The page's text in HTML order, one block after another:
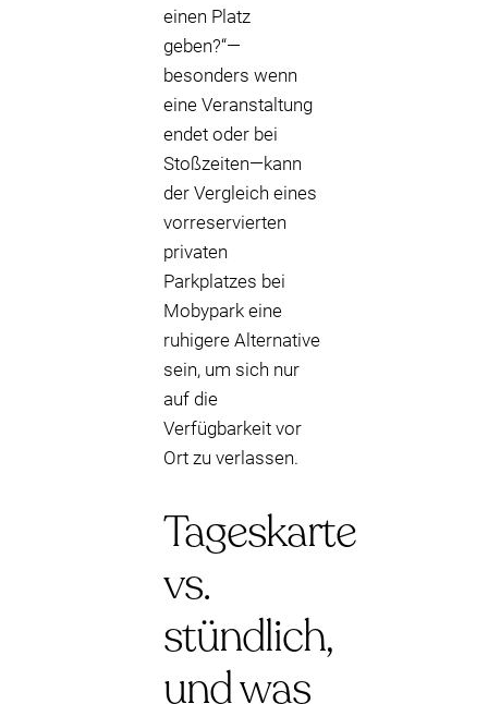
einen Platz
geben?“—
besonders wenn
eine Veranstaltung
endet oder bei
Stoßzeiten—kann
der Vergleich eines
vorreservierten
privaten
Parkplatzes bei
Mobypark eine
ruhigere Alternative
sein, um sich nur
auf die
Verfügbarkeit vor
Ort zu verlassen.
Tageskarte
vs.
stündlich,
und was